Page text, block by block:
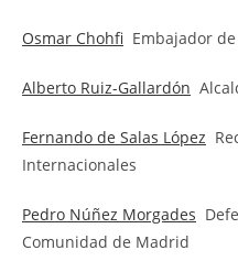
Osmar Chohfi Embajador
Alberto Ruiz-Gallardón
Fernando de Salas López
Internacionales
Pedro Núñez Morgades
Comunidad de Madrid